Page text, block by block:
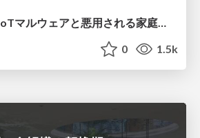
0 1.5k